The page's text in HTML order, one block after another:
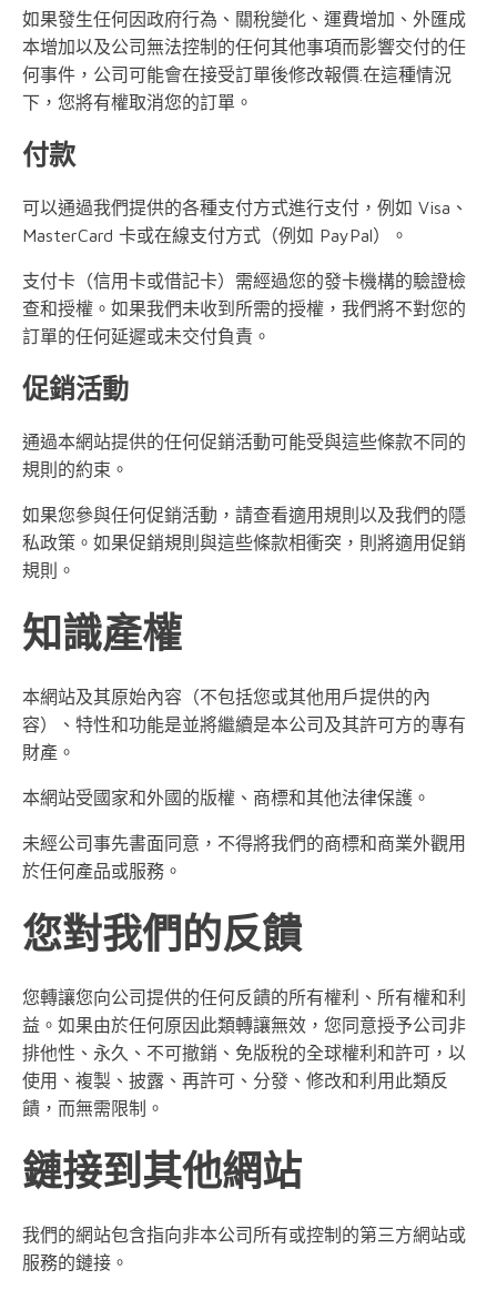
如果發生任何因政府行為、關稅變化、運費增加、外匯成
本增加以及公司無法控制的任何其他事項而影響交付的任
何事件，公司可能會在接受訂單後修改報價.在這種情況
下，您將有權取消您的訂單。
付款
可以通過我們提供的各種支付方式進行支付，例如 Visa、
MasterCard 卡或在線支付方式（例如 PayPal）。
支付卡（信用卡或借記卡）需經過您的發卡機構的驗證檢
查和授權。如果我們未收到所需的授權，我們將不對您的
訂單的任何延遲或未交付負責。
促銷活動
通過本網站提供的任何促銷活動可能受與這些條款不同的
規則的約束。
如果您參與任何促銷活動，請查看適用規則以及我們的隱
私政策。如果促銷規則與這些條款相衝突，則將適用促銷
規則。
知識產權
本網站及其原始內容（不包括您或其他用戶提供的內
容）、特性和功能是並將繼續是本公司及其許可方的專有
財產。
本網站受國家和外國的版權、商標和其他法律保護。
未經公司事先書面同意，不得將我們的商標和商業外觀用
於任何產品或服務。
您對我們的反饋
您轉讓您向公司提供的任何反饋的所有權利、所有權和利
益。如果由於任何原因此類轉讓無效，您同意授予公司非
排他性、永久、不可撤銷、免版稅的全球權利和許可，以
使用、複製、披露、再許可、分發、修改和利用此類反
饋，而無需限制。
鏈接到其他網站
我們的網站包含指向非本公司所有或控制的第三方網站或
服務的鏈接。